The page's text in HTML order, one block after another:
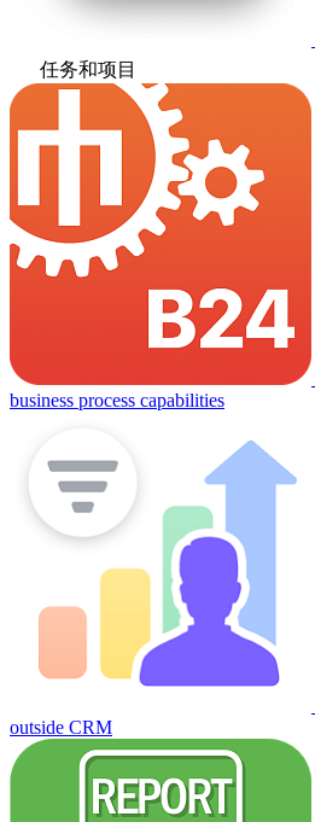
任务和项目
business process capabilities
outside CRM